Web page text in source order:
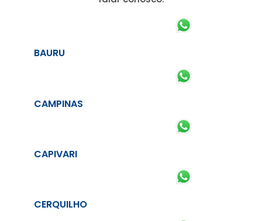
BAURU
CAMPINAS
CAPIVARI
CERQUILHO